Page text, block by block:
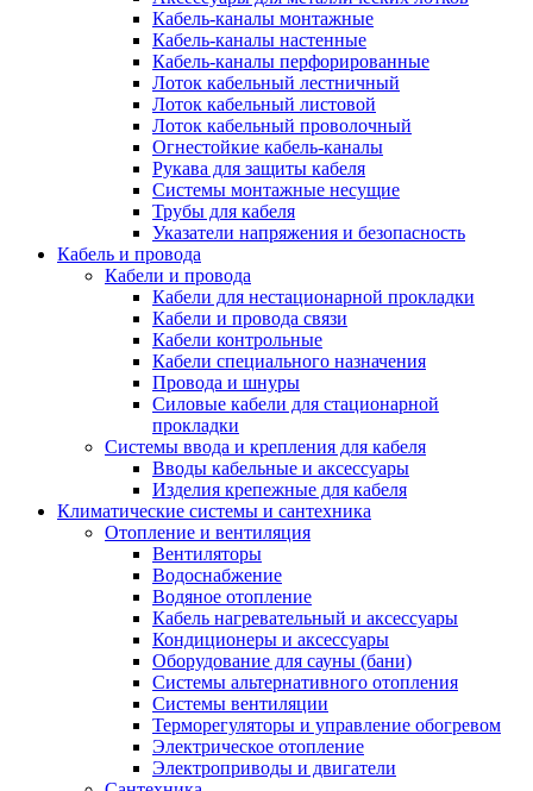
Кабель-каналы монтажные
Кабель-каналы настенные
Кабель-каналы перфорированные
Лоток кабельный лестничный
Лоток кабельный листовой
Лоток кабельный проволочный
Огнестойкие кабель-каналы
Рукава для защиты кабеля
Системы монтажные несущие
Трубы для кабеля
Указатели напряжения и безопасность
Кабель и провода
Кабели и провода
Кабели для нестационарной прокладки
Кабели и провода связи
Кабели контрольные
Кабели специального назначения
Провода и шнуры
Силовые кабели для стационарной
прокладки
Системы ввода и крепления для кабеля
Вводы кабельные и аксессуары
Изделия крепежные для кабеля
Климатические системы и сантехника
Отопление и вентиляция
Вентиляторы
Водоснабжение
Водяное отопление
Кабель нагревательный и аксессуары
Кондиционеры и аксессуары
Оборудование для сауны (бани)
Системы альтернативного отопления
Системы вентиляции
Терморегуляторы и управление обогревом
Электрическое отопление
Электроприводы и двигатели